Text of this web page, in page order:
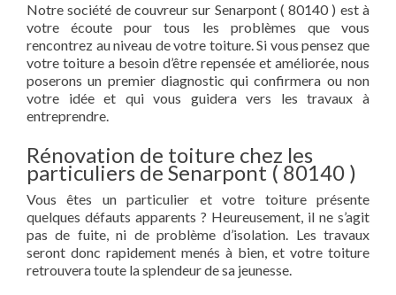
Notre société de couvreur sur Senarpont ( 80140 ) est à
votre écoute pour tous les problèmes que vous
rencontrez au niveau de votre toiture. Si vous pensez que
votre toiture a besoin d’être repensée et améliorée, nous
poserons un premier diagnostic qui confirmera ou non
votre idée et qui vous guidera vers les travaux à
entreprendre.
Rénovation de toiture chez les
particuliers de Senarpont ( 80140 )
Vous êtes un particulier et votre toiture présente
quelques défauts apparents ? Heureusement, il ne s’agit
pas de fuite, ni de problème d’isolation. Les travaux
seront donc rapidement menés à bien, et votre toiture
retrouvera toute la splendeur de sa jeunesse.